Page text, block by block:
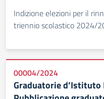
Indizione elezioni per il
triennio scolastico
00004/2024
Graduatorie d’Istituto